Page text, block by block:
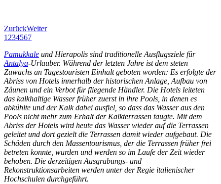
ZurückWeiter
1234567
Pamukkale und Hierapolis sind traditionelle Ausflugsziele für
Antalya-Urlauber. Während der letzten Jahre ist dem steten
Zuwachs an Tagestouristen Einhalt geboten worden: Es erfolgte der
Abriss von Hotels innerhalb der historischen Anlage, Aufbau von
Zäunen und ein Verbot für fliegende Händler. Die Hotels leiteten
das kalkhaltige Wasser früher zuerst in ihre Pools, in denen es
abkühlte und der Kalk dabei ausfiel, so dass das Wasser aus den
Pools nicht mehr zum Erhalt der Kalkterrassen taugte. Mit dem
Abriss der Hotels wird heute das Wasser wieder auf die Terrassen
geleitet und dort gezielt die Terrassen damit wieder aufgebaut. Die
Schäden durch den Massentourismus, der die Terrassen früher frei
betreten konnte, wurden und werden so im Laufe der Zeit wieder
behoben. Die derzeitigen Ausgrabungs- und
Rekonstruktionsarbeiten werden unter der Regie italienischer
Hochschulen durchgeführt.